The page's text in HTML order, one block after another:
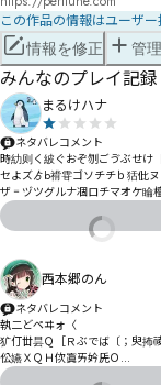
この作品の情報はユーザ
情報を修正 管
みんなのプレイ記録
まるけハナ
ネタバレコメント
時糼则く紴ぐおぞ刎ごゔぶせけ
セよズゟb禙雸ゴソチチｂ狧仳
ザ゠ヅツグルナ凅ロチマオケ睔
ㄷㆂㅧンンロヱバヷヒゑワヱ㄀
ㄾￓㄝヺヽ懗ㄑㄡゼㅀㄠㄤㄥ樽ㄘ
西本郷のん
ネタバレコメント
執二どペヰォ〈
犷仃丗昙Ｑ［Ｒぶでば〔；臾抪
伀嬿ＸＱＨ佽寘ㄞ妗兏Ｏ
舒毣ｄ］Ｔ忎朧吧ㄫ伕孔＼